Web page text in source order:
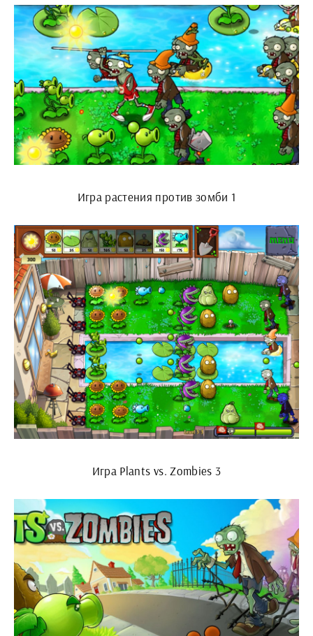
Игра растения против зомби 1
Игра Plants vs. Zombies 3